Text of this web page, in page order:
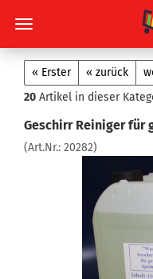
« Erster « zurück
20 Artikel in dieser
Geschirr Reiniger für
(Art.Nr.: 20282)